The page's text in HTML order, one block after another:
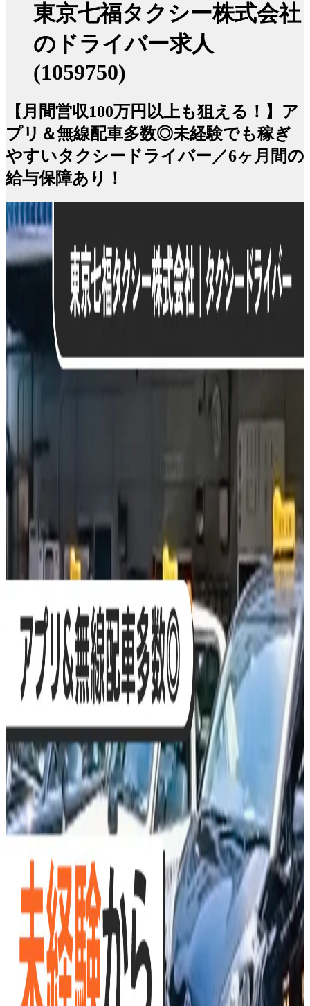
東京七福タクシー株式会社
のドライバー求人
(1059750)
【月間営収100万円以上も狙える！】ア
プリ＆無線配車多数◎未経験でも稼ぎ
やすいタクシードライバー／6ヶ月間の
給与保障あり！